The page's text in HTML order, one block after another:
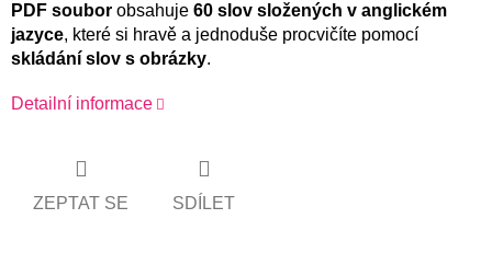
PDF soubor obsahuje 60 slov složených v anglickém
jazyce, které si hravě a jednoduše procvičíte pomocí
skládání slov s obrázky.
Detailní informace
ZEPTAT SE SDÍLET